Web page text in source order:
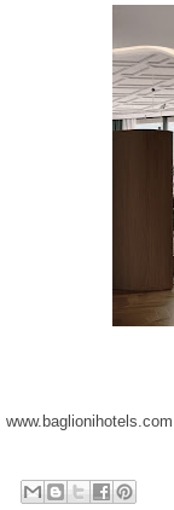
www.baglionihotels.com